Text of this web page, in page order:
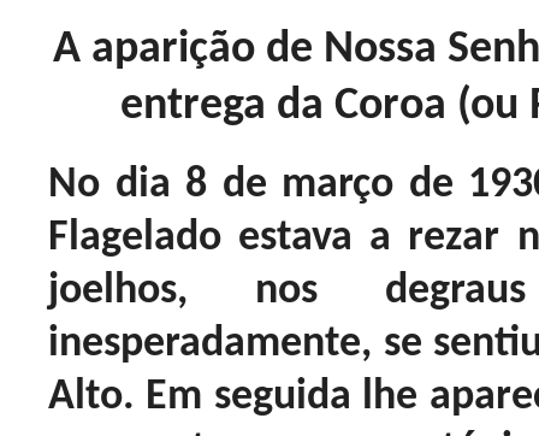
A aparição de Nossa
entrega da Coroa (ou
No dia 8 de março de
Flagelado estava a rezar
joelhos, nos
inesperadamente, se
Alto. Em seguida lhe